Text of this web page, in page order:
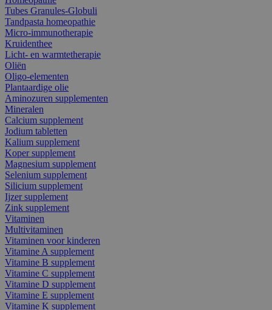
Tubes Granules-Globuli
Tandpasta homeopathie
Micro-immunotherapie
Kruidenthee
Licht- en warmtetherapie
Oliën
Oligo-elementen
Plantaardige olie
Aminozuren supplementen
Mineralen
Calcium supplement
Jodium tabletten
Kalium supplement
Koper supplement
Magnesium supplement
Selenium supplement
Silicium supplement
Ijzer supplement
Zink supplement
Vitaminen
Multivitaminen
Vitaminen voor kinderen
Vitamine A supplement
Vitamine B supplement
Vitamine C supplement
Vitamine D supplement
Vitamine E supplement
Vitamine K supplement